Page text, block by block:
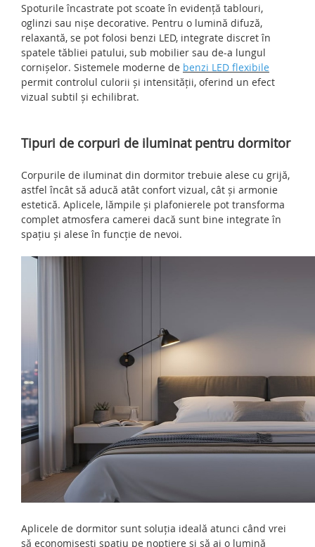
Spoturile încastrate pot scoate în evidență tablouri,
oglinzi sau nișe decorative. Pentru o lumină difuză,
relaxantă, se pot folosi benzi LED, integrate discret în
spatele tăbliei patului, sub mobilier sau de-a lungul
cornișelor. Sistemele moderne de benzi LED flexibile
permit controlul culorii și intensității, oferind un efect
vizual subtil și echilibrat.
Tipuri de corpuri de iluminat pentru dormitor
Corpurile de iluminat din dormitor trebuie alese cu grijă,
astfel încât să aducă atât confort vizual, cât și armonie
estetică. Aplicele, lămpile și plafonierele pot transforma
complet atmosfera camerei dacă sunt bine integrate în
spațiu și alese în funcție de nevoi.
Aplicele de dormitor sunt soluția ideală atunci când vrei
să economisești spațiu pe noptiere și să ai o lumină